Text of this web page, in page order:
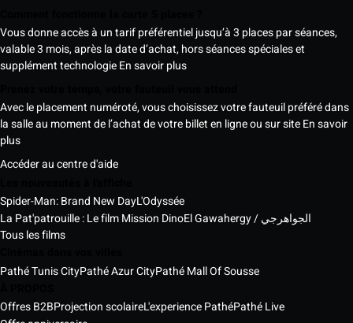
Vous donne accès à un tarif préférentiel jusqu’à 3 places par séances,
valable 3 mois, après la date d’achat, hors séances spéciales et
supplément technologieEn savoir plus
Avec le placement numéroté, vous choisissez votre fauteuil préféré dans
la salle au moment de l’achat de votre billet en ligne ou sur siteEn savoir
plus
Accéder au centre d'aide
Spider-Man: Brand New DayL'Odyssée
La Pat'patrouille : Le film Mission Dino
El Gawahergy / الجواهرجي
Tous les films
Pathé Tunis CityPathé Azur CityPathé Mall Of Sousse
Offres B2BProjection scolaireL'experience PathéPathé Live